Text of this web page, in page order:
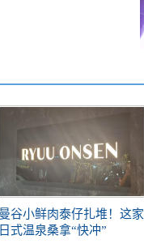
曼谷小鲜肉泰仔扎堆！这家
日式温泉桑拿“快冲”